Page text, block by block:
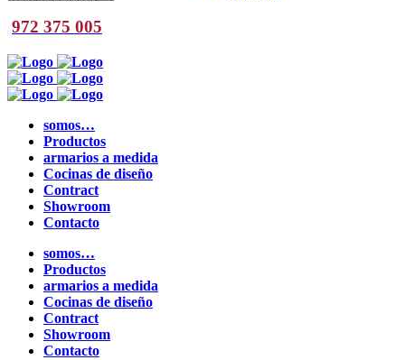
972 375 005
somos…
Productos
armarios a medida
Cocinas de diseño
Contract
Showroom
Contacto
somos…
Productos
armarios a medida
Cocinas de diseño
Contract
Showroom
Contacto